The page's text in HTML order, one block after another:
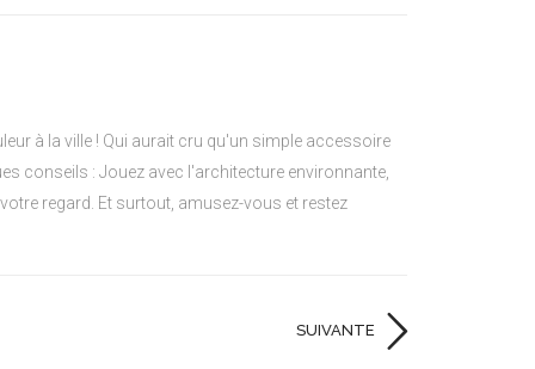
à la ville ! Qui aurait cru qu'un simple accessoire
conseils : Jouez avec l'architecture environnante,
regard. Et surtout, amusez-vous et restez
SUIVANTE